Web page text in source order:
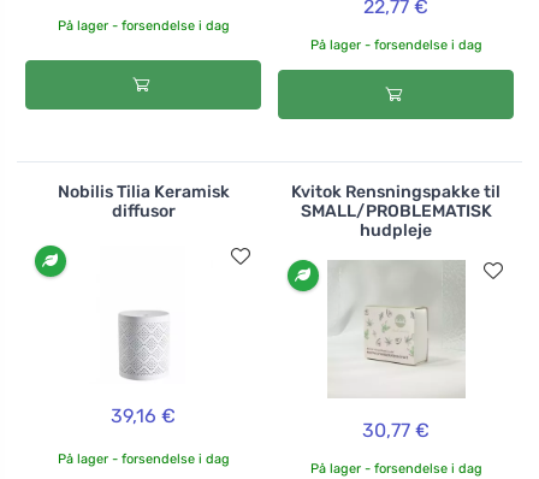
På lager - forsendelse i dag
22,77 €
På lager - forsendelse i dag
Nobilis Tilia Keramisk
diffusor
39,16 €
På lager - forsendelse i dag
Kvitok Rensningspakke til
SMALL/PROBLEMATISK
hudpleje
30,77 €
På lager - forsendelse i dag